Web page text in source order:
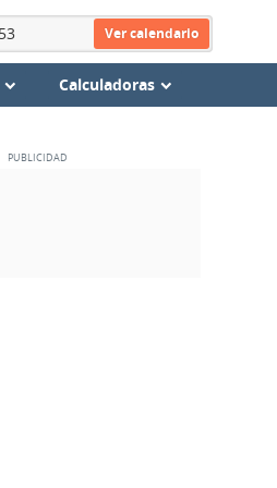
Ver calendario
Calculadoras